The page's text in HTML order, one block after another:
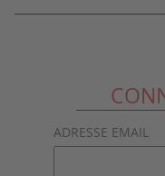
ADRESSE EMAIL